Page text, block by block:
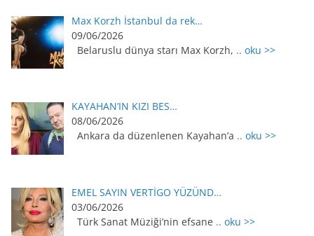
Max Korzh İstanbul da rek…
09/06/2026
Belaruslu dünya starı Max Korzh, .. oku >>
KAYAHAN’IN KIZI BES…
08/06/2026
Ankara da düzenlenen Kayahan’a .. oku >>
EMEL SAYIN VERTİGO YÜZÜND…
03/06/2026
Türk Sanat Müziği’nin efsane .. oku >>